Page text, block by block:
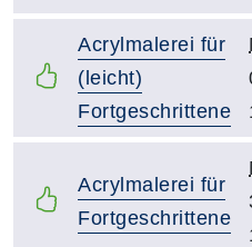
Acrylmalerei für
(leicht)
Fortgeschrittene
Acrylmalerei für
Fortgeschrittene